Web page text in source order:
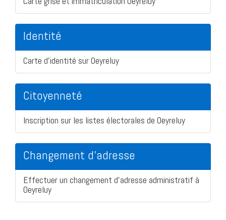
Identité
Carte d'identité sur Oeyreluy
Citoyenneté
Inscription sur les listes électorales de Oeyreluy
Changement d'adresse
Effectuer un changement d'adresse administratif à
Oeyreluy